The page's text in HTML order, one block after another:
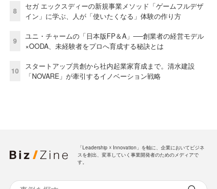
8
セガ エックスディーの新規事業メソッド「ゲームフルデザ
イン」に学ぶ、人が「使いたくなる」体験の作り方
9
ユニ・チャームの「日本版FP＆A」──創業者の経営モデル
×OODA、未経験者をプロへ育成する秘訣とは
10
スタートアップ共創から社内起業家育成まで。清水建設
「NOVARE」が牽引するイノベーション戦略
「Leadership ☓ Innovation」を軸に、企業においてビジネ
スを創出、変革していく事業開発者のためのメディアで
す。